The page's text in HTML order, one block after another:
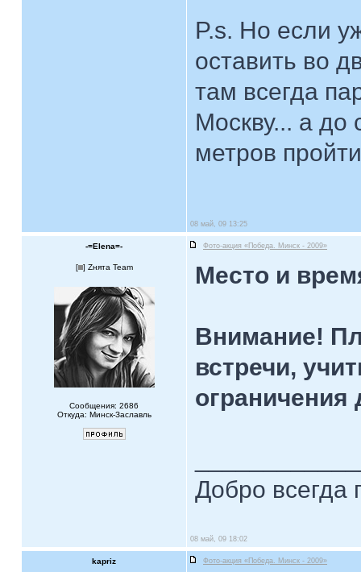
P.s. Но если
оставить во
там всегда
Москву... а до
метров
08 май, 09 13:25
-=Elena=- Фото-акция «Победа. Минск - 2009»
[ ] Zнята Team
Сообщения: 2686
Откуда: Минск-Заславль
Место и
Внимание!
встречи,
ограничения
Добро всегда
08 май, 09 18:02
kapriz Фото-акция «Победа. Минск - 2009»